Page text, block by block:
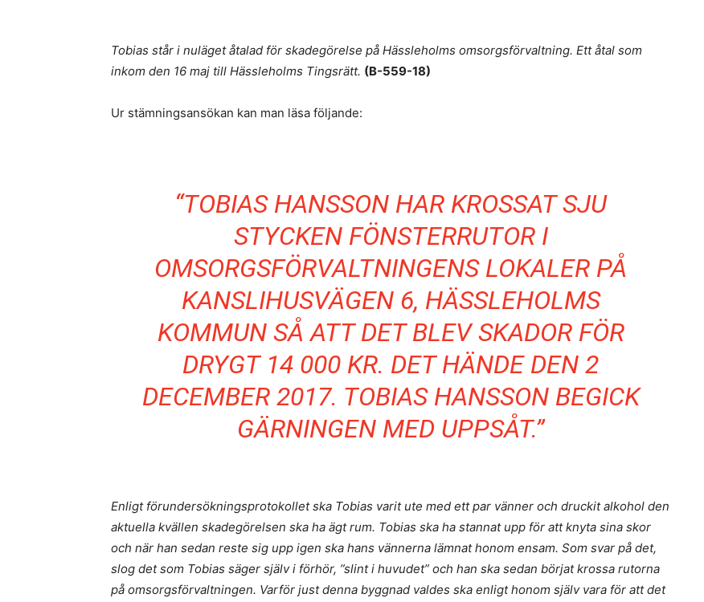
Tobias står i nuläget åtalad för skadegörelse på Hässleholms omsorgsförvaltning. Ett åtal som
inkom den 16 maj till Hässleholms Tingsrätt. (B-559-18)
Ur stämningsansökan kan man läsa följande:
“TOBIAS HANSSON HAR KROSSAT SJU
STYCKEN FÖNSTERRUTOR I
OMSORGSFÖRVALTNINGENS LOKALER PÅ
KANSLIHUSVÄGEN 6, HÄSSLEHOLMS
KOMMUN SÅ ATT DET BLEV SKADOR FÖR
DRYGT 14 000 KR. DET HÄNDE DEN 2
DECEMBER 2017. TOBIAS HANSSON BEGICK
GÄRNINGEN MED UPPSÅT.”
Enligt förundersökningsprotokollet ska Tobias varit ute med ett par vänner och druckit alkohol den
aktuella kvällen skadegörelsen ska ha ägt rum. Tobias ska ha stannat upp för att knyta sina skor
och när han sedan reste sig upp igen ska hans vännerna lämnat honom ensam. Som svar på det,
slog det som Tobias säger själv i förhör, ”slint i huvudet” och han ska sedan börjat krossa rutorna
på omsorgsförvaltningen. Varför just denna byggnad valdes ska enligt honom själv vara för att det